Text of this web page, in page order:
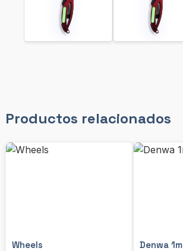
Productos relacionados
Wheels Denwa 1m